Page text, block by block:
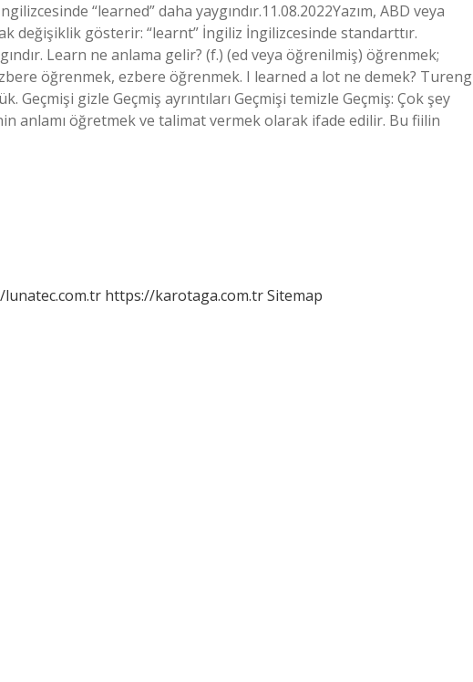
“learned” daha yaygındır.11.08.2022Yazım, ABD veya
değişiklik gösterir: “learnt” İngiliz İngilizcesinde standarttır.
Learn ne anlama gelir? (f.) (ed veya öğrenilmiş) öğrenmek;
öğrenmek, ezbere öğrenmek. I learned a lot ne demek? Tureng
Geçmişi gizle Geçmiş ayrıntıları Geçmişi temizle Geçmiş: Çok şey
anlamı öğretmek ve talimat vermek olarak ifade edilir. Bu fiilin
https://karotaga.com.trSitemap